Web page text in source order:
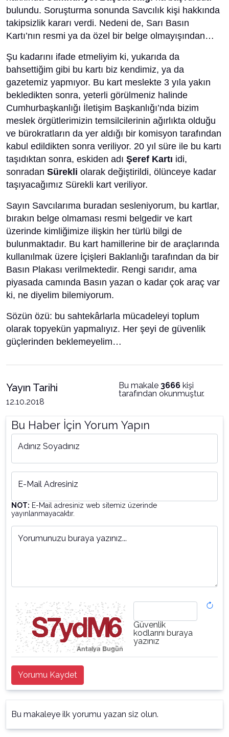
bulundu. Soruşturma sonunda Savcılık kişi hakkında
takipsizlik kararı verdi. Nedeni de, Sarı Basın
Kartı’nın resmi ya da özel bir belge olmayışından…
Şu kadarını ifade etmeliyim ki, yukarıda da
bahsettiğim gibi bu kartı biz kendimiz, ya da
gazetemiz yapmıyor. Bu kart meslekte 3 yıla yakın
bekledikten sonra, yeterli görülmeniz halinde
Cumhurbaşkanlığı İletişim Başkanlığı’nda bizim
meslek örgütlerimizin temsilcilerinin ağırlıkta olduğu
ve bürokratların da yer aldığı bir komisyon tarafından
kabul edildikten sonra veriliyor. 20 yıl süre ile bu kartı
taşıdıktan sonra, eskiden adı Şeref Kartı idi,
sonradan Sürekli olarak değiştirildi, ölünceye kadar
taşıyacağımız Sürekli kart veriliyor.
Sayın Savcılarıma buradan sesleniyorum, bu kartlar,
bırakın belge olmaması resmi belgedir ve kart
üzerinde kimliğimize ilişkin her türlü bilgi de
bulunmaktadır. Bu kart hamillerine bir de araçlarında
kullanılmak üzere İçişleri Baklanlığı tarafından da bir
Basın Plakası verilmektedir. Rengi sarıdır, ama
piyasada camında Basın yazan o kadar çok araç var
ki, ne diyelim bilemiyorum.
Sözün özü: bu sahtekârlarla mücadeleyi toplum
olarak topyekün yapmalıyız. Her şeyi de güvenlik
güçlerinden beklemeyelim…
Yayın Tarihi
12.10.2018
Bu makale 3666 kişi
tarafından okunmuştur.
Bu Haber İçin Yorum Yapın
Adınız Soyadınız
E-Mail Adresiniz
NOT: E-Mail adresiniz web sitemiz üzerinde
yayınlanmayacaktır.
Yorumunuzu buraya yazınız...
Güvenlik
kodlarını buraya
yazınız
Yorumu Kaydet
Bu makaleye ilk yorumu yazan siz olun.